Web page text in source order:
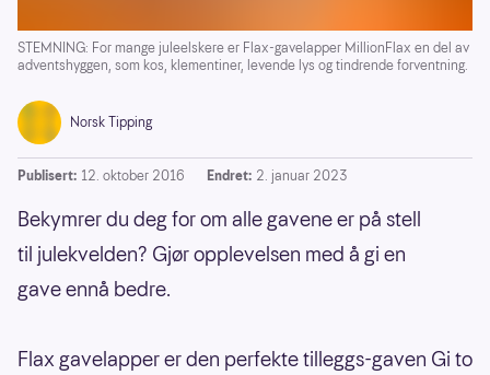
STEMNING: For mange juleelskere er Flax-gavelapper MillionFlax en del av
adventshyggen, som kos, klementiner, levende lys og tindrende forventning.
Norsk Tipping
Publisert: 12. oktober 2016 Endret: 2. januar 2023
Bekymrer du deg for om alle gavene er på stell
til julekvelden? Gjør opplevelsen med å gi en
gave ennå bedre.
Flax gavelapper er den perfekte tilleggs-gaven Gi to